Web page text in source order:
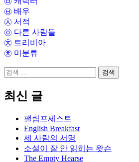
㉥ 배우
㉦ 서적
㉧ 다른 사람들
㉨ 트리비아
㉩ 미분류
검
최신 글
팰림프세스트
English Breakfast
세 사람의 서명
소설이 잘 안 읽히는 왓슨
The Empty Hearse